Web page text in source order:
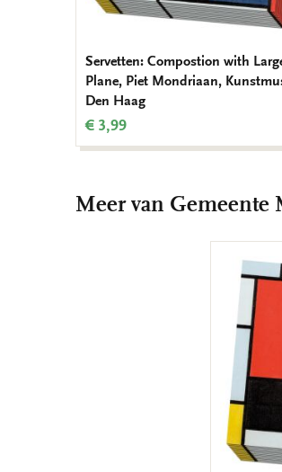
Servetten: Compostion with
Plane, Piet Mondriaan,
Den Haag
€ 3,99
Meer van Gemeente